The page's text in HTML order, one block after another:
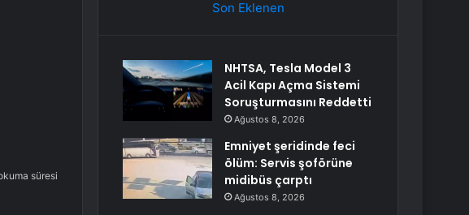
süresi
Son Eklenen
NHTSA, Tesla Model 3
Acil Kapı Açma Sistemi
Soruşturmasını Reddetti
Ağustos 8, 2026
Emniyet şeridinde feci
ölüm: Servis şoförüne
midibüs çarptı
Ağustos 8, 2026